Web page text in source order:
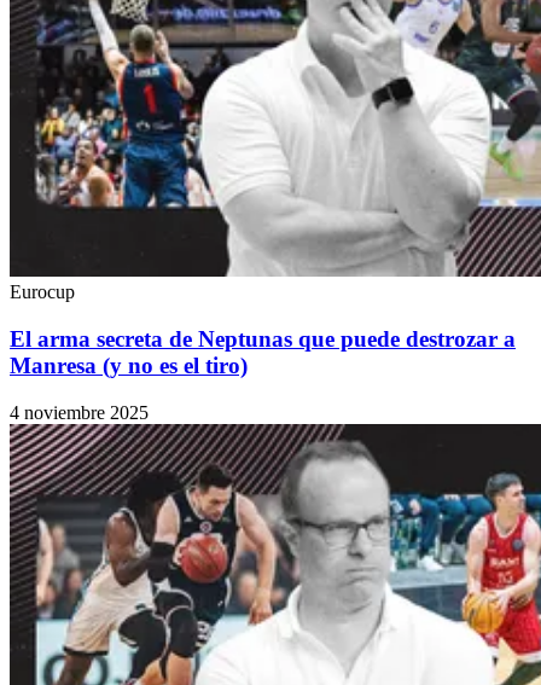
Eurocup
El arma secreta de Neptunas que puede destrozar a
Manresa (y no es el tiro)
4 noviembre 2025